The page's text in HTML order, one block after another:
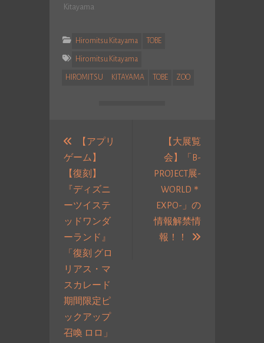
Kitayama
Hiromitsu Kitayama TOBE
Hiromitsu Kitayama
HIROMITSU KITAYAMA TOBE ZOO
【アプリ
ゲーム】
【復刻】
『ディズニ
ーツイステ
ッドワンダ
ーランド』
「復刻 グロ
リアス・マ
スカレード
期間限定ピ
ックアップ
召喚 ロロ」
【大展覧
会】「B-
PROJECT展-
WORLD＊
EXPO-」の
情報解禁情
報！！
次